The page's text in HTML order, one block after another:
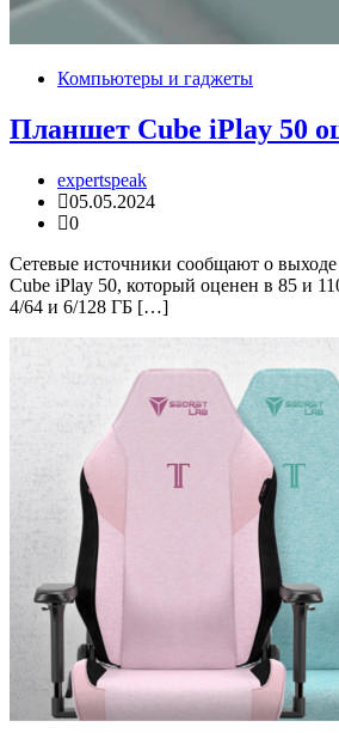
Компьютеры и гаджеты
Планшет Cube iPlay 50
expertspeak
05.05.2024
0
Сетевые источники сообщают о
Cube iPlay 50, который оценен в 85 и
4/64 и 6/128 ГБ […]